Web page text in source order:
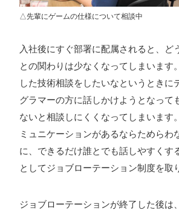
△先輩にゲームの仕様について相談中
入社後にすぐ部署に配属されると、ど
との関わりは少なくなってしまいます
した技術相談をしたいなというときに
グラマーの方に話しかけようとなって
ないと相談しにくくなってしまいます
ミュニケーションがあるならためらわ
に、できるだけ誰とでも話しやすくす
としてジョブローテーション制度を取
ジョブローテーションが終了した後は